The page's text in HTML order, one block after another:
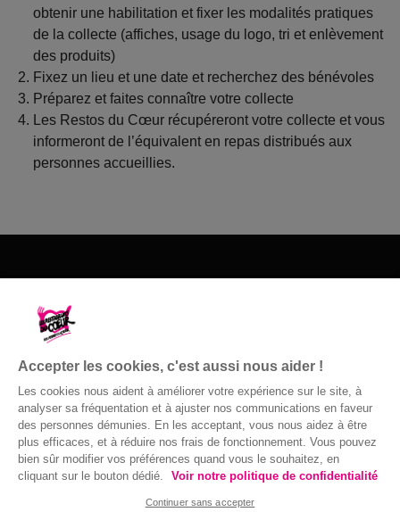
obtenir une habilitation et fixer les modalités pratiques
de la collecte (affiches, usage du logo, tri et enlèvement
des produits)
Fixez un lieu et une date et recherchez des bénévoles
Préparez et faites connaître votre collecte
Les Restos du Cœur récupéreront votre collecte et vous
informeront de l’équivalent en repas distribués aux
personnes accueillies.
118 rue Adrienne Bolland
54180 HEILLECOURT
03 83 55 50 50
Nous contacter
© Gaston Bergeret
Accepter les cookies, c'est aussi nous aider !
Les cookies nous aident à améliorer votre expérience sur le site, à
analyser sa fréquentation et à ajuster nos communications en faveur
des personnes démunies. En les acceptant, vous nous aidez à être
plus efficaces, et à réduire nos frais de fonctionnement. Vous pouvez
bien sûr modifier vos préférences quand vous le souhaitez, en
cliquant sur le bouton dédié.
Voir notre politique de confidentialité
Continuer sans accepter